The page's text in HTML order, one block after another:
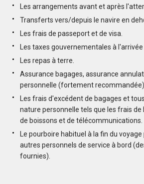
Les arrangements avant et après
Transferts vers/depuis le navire en
Les frais de passeport et de visa.
Les taxes gouvernementales à
Les repas à terre.
Assurance bagages, assurance
personnelle (fortement recommandée).
Les frais d'excédent de bagages et
nature personnelle tels que les frais de
de boissons et de télécommunications.
Le pourboire habituel à la fin du
autres personnels de service à bord
fournies).